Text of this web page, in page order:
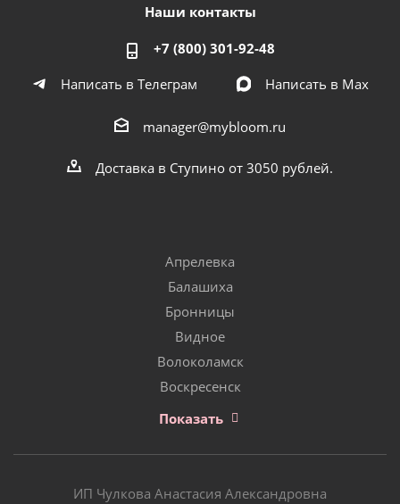
Наши контакты
+7 (800) 301-92-48
Написать в Телеграм
Написать в Мах
manager@mybloom.ru
Доставка в Ступино от 3050 рублей.
Апрелевка
Балашиха
Бронницы
Видное
Волоколамск
Воскресенск
Показать
ИП Чулкова Анастасия Александровна